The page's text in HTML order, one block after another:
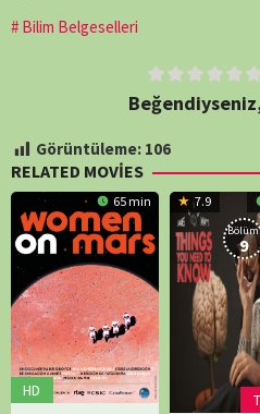
Bilim Belgeselleri
Görüntüleme: 106
RELATED MOVIES
65 min
HD
7.9
Bölüm:
9